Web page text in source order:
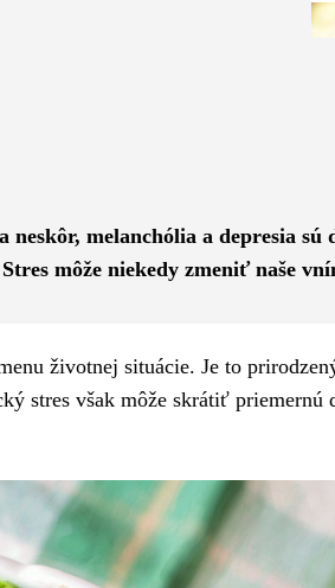
melanchólia a depresia sú
môže niekedy zmeniť naše
životnej situácie. Je to
stres však môže skrátiť priemernú